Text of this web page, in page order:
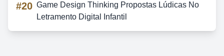
#20 Game Design Thinking Propostas Lúdicas No
Letramento Digital Infantil